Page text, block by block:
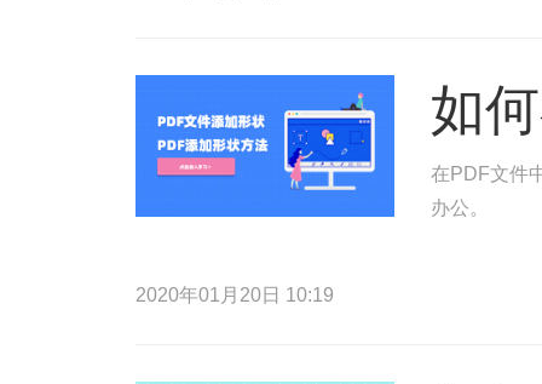
如
在PDF文件
办公。
2020年01月20日 10:19